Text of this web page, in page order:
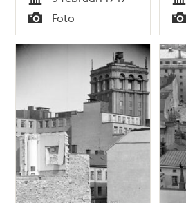
Tid
Typ
Foto Tid
Typ